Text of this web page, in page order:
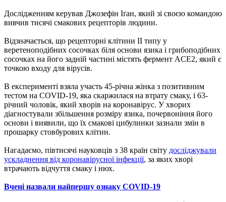
Дослідженням керував Джозефін Іґан, який зі своєю командою
вивчив тисячі смакових рецепторів людини.
Відзначається, що рецепторні клітини II типу у
веретеноподібних сосочках біля основи язика і грибоподібних
сосочках на його задній частині містять фермент ACE2, який є
точкою входу для вірусів.
В експерименті взяла участь 45-річна жінка з позитивним
тестом на COVID-19, яка скаржилася на втрату смаку, і 63-
річний чоловік, який хворів на коронавірус. У хворих
діагностували збільшення розміру язика, почервоніння його
основи і виявили, що їх смакові цибулинки зазнали змін в
прошарку стовбурових клітин.
Нагадаємо, півтисячі науковців з 38 країн світу досліджували
ускладнення від коронавірусної інфекції, за яких хворі
втрачають відчуття смаку і нюх.
Вчені назвали найпершу ознаку COVID-19